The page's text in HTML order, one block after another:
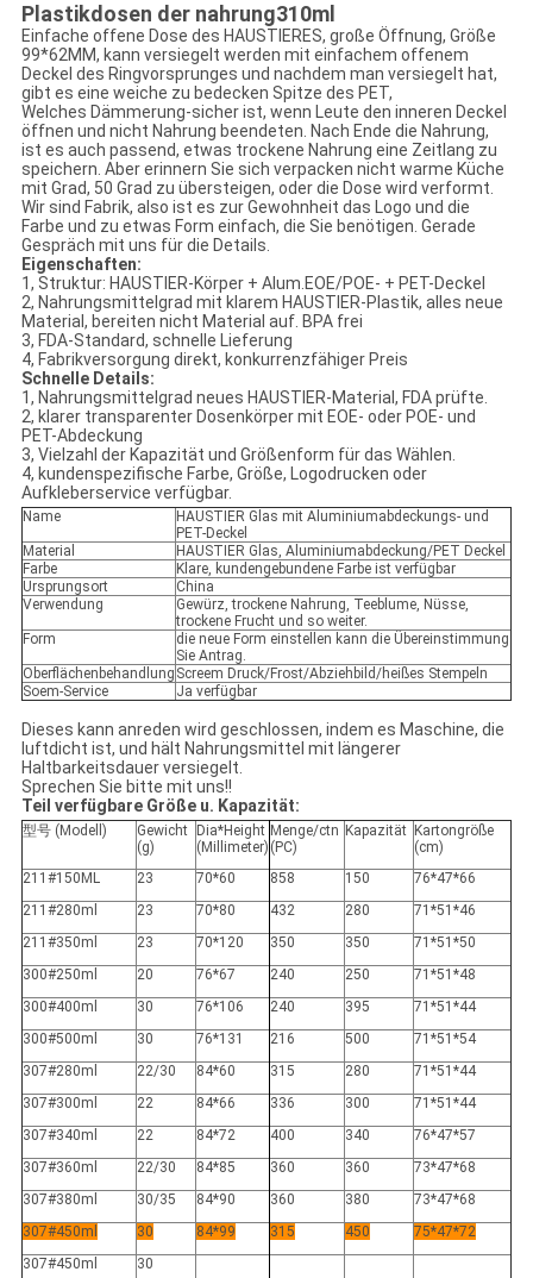
Plastikdosen der nahrung310ml
Einfache offene Dose des HAUSTIERES, große Öffnung, Größe
99*62MM, kann versiegelt werden mit einfachem offenem
Deckel des Ringvorsprunges und nachdem man versiegelt hat,
gibt es eine weiche zu bedecken Spitze des PET,
Welches Dämmerung-sicher ist, wenn Leute den inneren Deckel
öffnen und nicht Nahrung beendeten. Nach Ende die Nahrung,
ist es auch passend, etwas trockene Nahrung eine Zeitlang zu
speichern. Aber erinnern Sie sich verpacken nicht warme Küche
mit Grad, 50 Grad zu übersteigen, oder die Dose wird verformt.
Wir sind Fabrik, also ist es zur Gewohnheit das Logo und die
Farbe und zu etwas Form einfach, die Sie benötigen. Gerade
Gespräch mit uns für die Details.
Eigenschaften:
1, Struktur: HAUSTIER-Körper + Alum.EOE/POE- + PET-Deckel
2, Nahrungsmittelgrad mit klarem HAUSTIER-Plastik, alles neue
Material, bereiten nicht Material auf. BPA frei
3, FDA-Standard, schnelle Lieferung
4, Fabrikversorgung direkt, konkurrenzfähiger Preis
Schnelle Details:
1, Nahrungsmittelgrad neues HAUSTIER-Material, FDA prüfte.
2, klarer transparenter Dosenkörper mit EOE- oder POE- und
PET-Abdeckung
3, Vielzahl der Kapazität und Größenform für das Wählen.
4, kundenspezifische Farbe, Größe, Logodrucken oder
Aufkleberservice verfügbar.
Name
HAUSTIER Glas mit Aluminiumabdeckungs- und
PET-Deckel
Material
HAUSTIER Glas, Aluminiumabdeckung/PET Deckel
Farbe
Klare, kundengebundene Farbe ist verfügbar
Ursprungsort
China
Verwendung
Gewürz, trockene Nahrung, Teeblume, Nüsse,
trockene Frucht und so weiter.
Form
die neue Form einstellen kann die Übereinstimmung
Sie Antrag.
Oberflächenbehandlung Screem Druck/Frost/Abziehbild/heißes Stempeln
Soem-Service
Ja verfügbar
Dieses kann anreden wird geschlossen, indem es Maschine, die
luftdicht ist, und hält Nahrungsmittel mit längerer
Haltbarkeitsdauer versiegelt.
Sprechen Sie bitte mit uns!!
Teil verfügbare Größe u. Kapazität:
型号 (Modell)
Gewicht
(g)
Dia*Height
(Millimeter)
Menge/ctn
(PC)
Kapazität Kartongröße
(cm)
211#150ML
23 70*60 858 150
76*47*66
211#280ml
23 70*80 432 280
71*51*46
211#350ml
23 70*120 350 350
71*51*50
300#250ml
20 76*67 240 250
71*51*48
300#400ml
30 76*106 240 395
71*51*44
300#500ml
30 76*131 216 500
71*51*54
307#280ml
22/30 84*60 315 280
71*51*44
307#300ml
22 84*66 336 300
71*51*44
307#340ml
22 84*72 400 340
76*47*57
307#360ml
22/30 84*85 360 360
73*47*68
307#380ml
30/35 84*90 360 380
73*47*68
307#450ml
30 84*99 315 450
75*47*72
307#450ml
30